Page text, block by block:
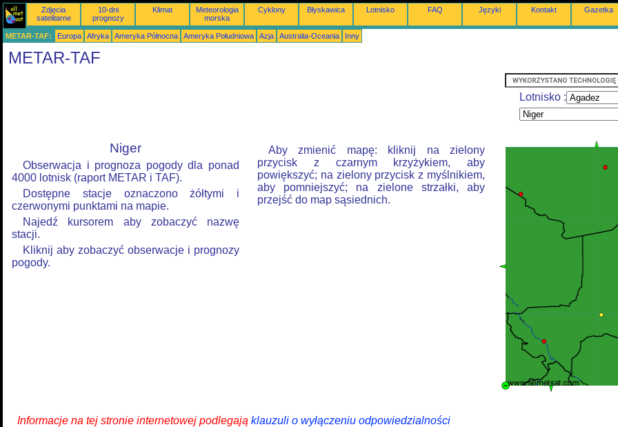
Zdjęcia
satelitarne
10-dni
prognozy
Klimat
Meteorologia
morska
Cyklony Błyskawica Lotnisko FAQ Języki Kontakt Gazetka
METAR-TAF: Europa Afryka Ameryka Północna Ameryka Południowa Azja Australia-Oceania Inny
METAR-TAF
Lotnisko :
Niger
Obserwacja i prognoza pogody dla ponad
4000 lotnisk (raport METAR i TAF).
Dostępne stacje oznaczono żółtymi i
czerwonymi punktami na mapie.
Najedź kursorem aby zobaczyć nazwę
stacji.
Kliknij aby zobaczyć obserwacje i prognozy
pogody.
Aby zmienić mapę: kliknij na zielony
przycisk z czarnym krzyżykiem, aby
powiększyć; na zielony przycisk z myślnikiem,
aby pomniejszyć; na zielone strzałki, aby
przejść do map sąsiednich.
Informacje na tej stronie internetowej podlegają klauzuli o wyłączeniu odpowiedzialności